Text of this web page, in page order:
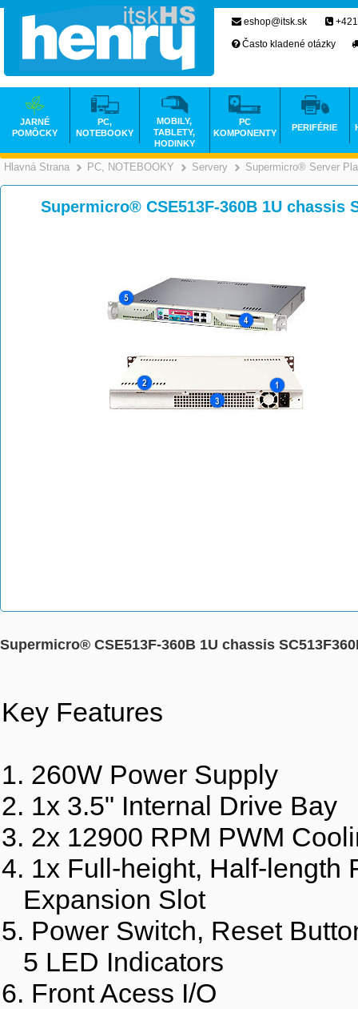
Hlavná Strana >
PC, NOTEBOOKY >
Servery >
Supermicro® Server
Supermicro® CSE513F-360B 1U chassis
Supermicro® CSE513F-360B 1U chassis
Key Features
1. 260W Power Supply
2. 1x 3.5" Internal Drive Bay
3. 2x 12900 RPM PWM
4. 1x Full-height, Half-length
Expansion Slot
5. Power Switch, Reset
5 LED Indicators
6. Front Acess I/O
eshop@itsk.sk
Často kladené otázky
JARNÉ
POMÔCKY
PC,
NOTEBOOKY
MOBILY,
TABLETY,
HODINKY
PC
KOMPONENTY
PERIFÉRIE